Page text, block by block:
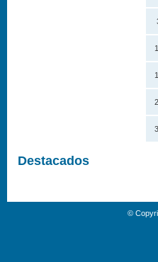
Destacados
©